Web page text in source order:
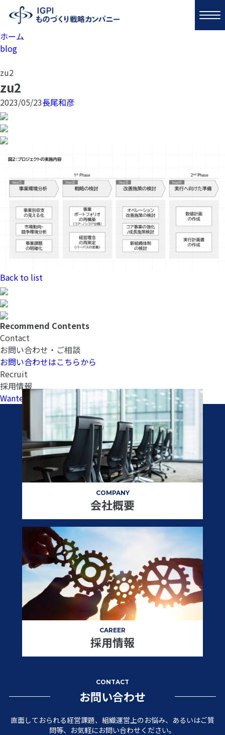
ホーム
blog
zu2
zu2
2023/05/23長尾和彦
Back to list
Recommend Contents
Contact
お問い合わせ・ご相談
お問い合わせはこちらから
Recruit
採用情報
Wantedlyへ
COMPANY
会社概要
CAREER
採用情報
CONTACT
お問い合わせ
直面しておられる経営課題、組織運営上のお悩み、あるいはご質
問等、お気軽にお問い合わせください。